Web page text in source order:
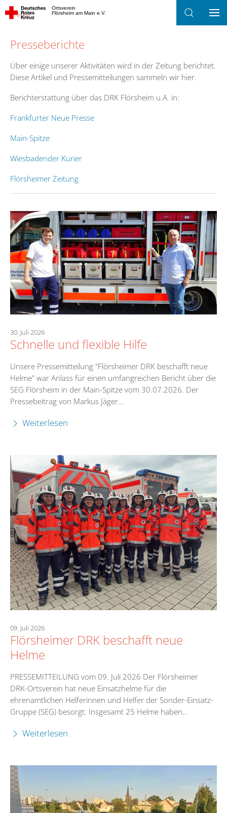
Ortsverein
Flörsheim am Main e.V.
Presse
Presseberichte
Über einige unserer Aktivitäten wird in der Zeitung berichtet.
Diese Artikel und Pressemitteilungen sammeln wir hier.
Berichterstattung über das DRK Flörsheim u.A. in:
Frankfurter Neue Presse
Main-Spitze
Wiesbadender Kurier
Flörsheimer Zeitung
30. Juli 2026
Schnelle und flexible Hilfe
Unsere Pressemitteilung "Flörsheimer DRK beschafft neue
Helme" war Anlass für einen umfangreichen Bericht über die
SEG Flörsheim in der Main-Spitze vom 30.07.2026. Der
Pressebeitrag von Markus Jäger...
Weiterlesen
09. Juli 2026
Flörsheimer DRK beschafft neue
Helme
PRESSEMITTEILUNG vom 09. Juli 2026 Der Flörsheimer
DRK-Ortsverein hat neue Einsatzhelme für die
ehrenamtlichen Helferinnen und Helfer der Sonder-Einsatz-
Gruppe (SEG) besorgt. Insgesamt 25 Helme haben...
Weiterlesen